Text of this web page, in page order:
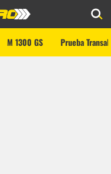
M 1300 GS Prueba